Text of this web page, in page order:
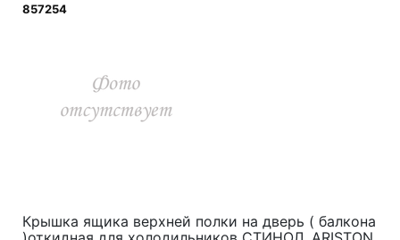
857254
Крышка ящика верхней полки на дверь ( балкона